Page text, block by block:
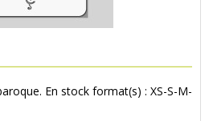
En stock format(s) : XS-S-M-